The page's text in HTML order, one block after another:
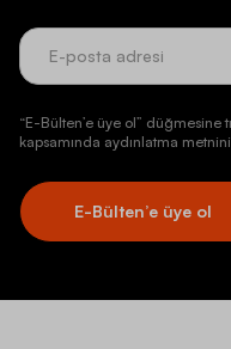
“E-Bülten’e üye ol” düğmesine
kapsamında aydınlatma
E-Bülten’e üye ol